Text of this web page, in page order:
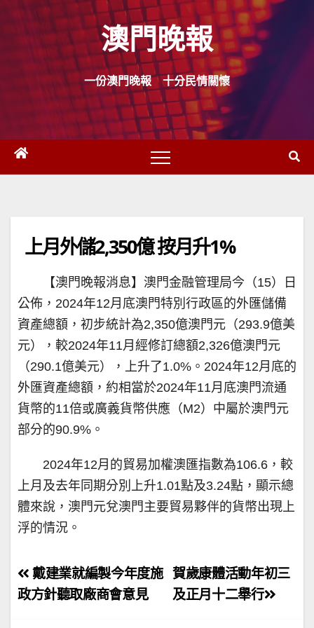
Skip
content
澳門晚報
一份澳門晚報 十分民情關懷
上月外儲2,350億 按月升1%
【澳門晚報消息】澳門金融管理局今（15）日
公佈，2024年12月底澳門特別行政區的外匯儲備
資產總額，初步統計為2,350億澳門元（293.9億美
元），較2024年11月經修訂總額2,326億澳門元
（290.1億美元），上升了1.0%。2024年12月底的
外匯資產總額，約相當於2024年11月底澳門流通
貨幣的11倍或廣義貨幣供應（M2）中屬於澳門元
部分的90.9%。
2024年12月的貿易加權澳匯指數為106.6，較
上月及去年同期分別上升1.01點及3.24點，顯示總
體來說，澳門元兌澳門主要貿易夥伴的貨幣出現上
浮的情況。
文
章
賀歲康體活動年初三
及正月十二舉行
戴建業就編製今年度施
政方針聽取廠商會意見